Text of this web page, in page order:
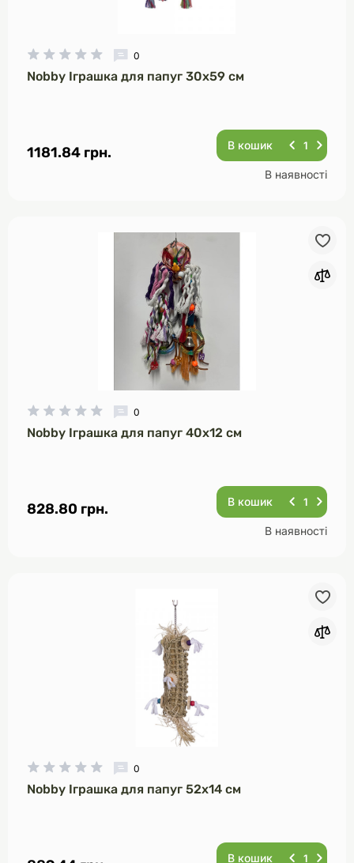
0
Nobby Іграшка для папуг 30х59 см
1181.84 грн. В кошик
В наявності
0
Nobby Іграшка для папуг 40х12 см
828.80 грн. В кошик
В наявності
0
Nobby Іграшка для папуг 52х14 см
В кошик